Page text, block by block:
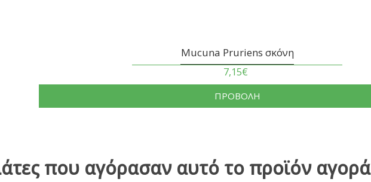
Mucuna Pruriens σκόνη
7,15€
ΠΡΟΒΟΛΗ
που αγόρασαν αυτό το προϊόν